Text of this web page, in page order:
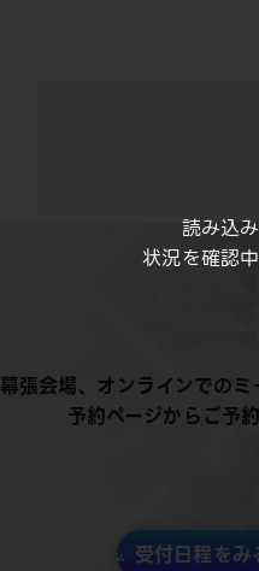
読み込
状況を確認
幕張会場、オンラインでのミ
予約ページからご予
受付日程をみ